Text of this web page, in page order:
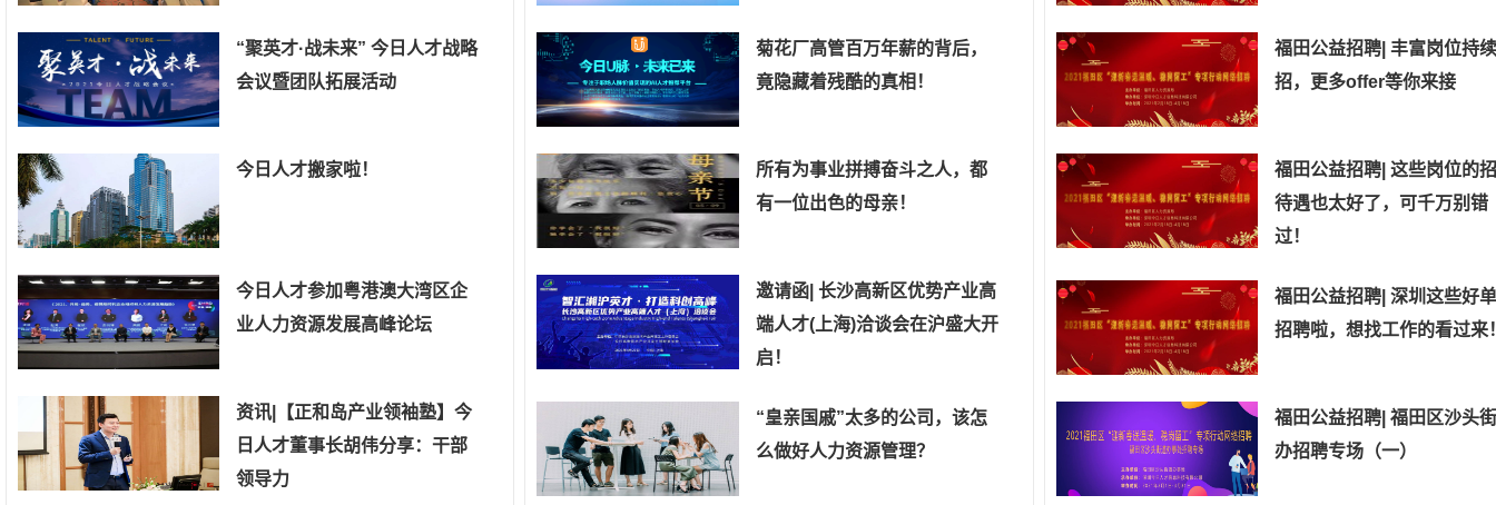
“聚英才·战未来” 今日人才战略
会议暨团队拓展活动
今日人才搬家啦！
今日人才参加粤港澳大湾区企
业人力资源发展高峰论坛
资讯|【正和岛产业领袖塾】今
日人才董事长胡伟分享：干部
领导力
菊花厂高管百万年薪的背后，
竟隐藏着残酷的真相！
所有为事业拼搏奋斗之人，都
有一位出色的母亲！
邀请函| 长沙高新区优势产业高
端人才(上海)洽谈会在沪盛大开
启！
“皇亲国戚”太多的公司，该怎
么做好人力资源管理？
福田公益招聘| 丰富岗位持
招，更多offer等你来接
福田公益招聘| 这些岗位的
待遇也太好了，可千万别错
过！
福田公益招聘| 深圳这些好
招聘啦，想找工作的看过来
福田公益招聘| 福田区沙头
办招聘专场（一）